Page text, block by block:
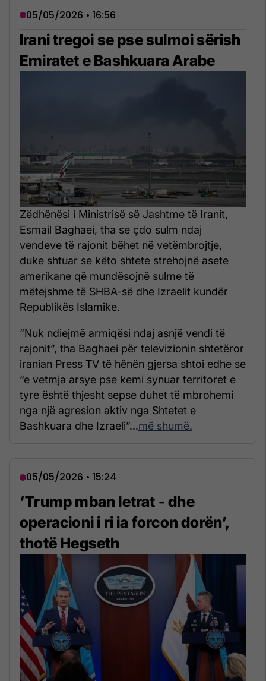
05/05/2026 • 16:56
Irani tregoi se pse sulmoi sërish
Emiratet e Bashkuara Arabe
Zëdhënësi i Ministrisë së Jashtme të Iranit,
Esmail Baghaei, tha se çdo sulm ndaj
vendeve të rajonit bëhet në vetëmbrojtje,
duke shtuar se këto shtete strehojnë asete
amerikane që mundësojnë sulme të
mëtejshme të SHBA-së dhe Izraelit kundër
Republikës Islamike.
“Nuk ndiejmë armiqësi ndaj asnjë vendi të
rajonit”, tha Baghaei për televizionin shtetëror
iranian Press TV të hënën gjersa shtoi edhe se
“e vetmja arsye pse kemi synuar territoret e
tyre është thjesht sepse duhet të mbrohemi
nga një agresion aktiv nga Shtetet e
Bashkuara dhe Izraeli”...më shumë.
05/05/2026 • 15:24
‘Trump mban letrat - dhe
operacioni i ri ia forcon dorën’,
thotë Hegseth